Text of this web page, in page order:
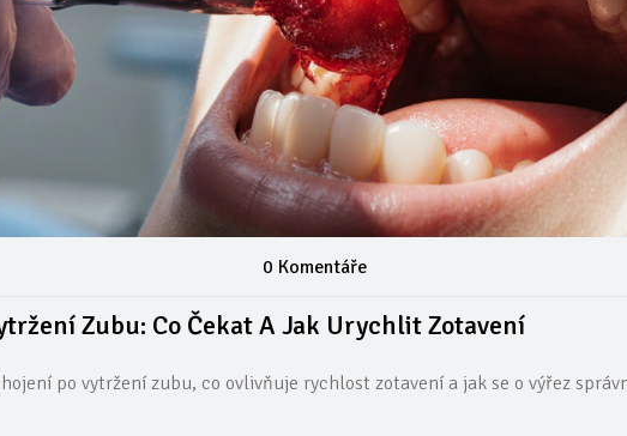
0 Komentáře
Zubu: Co Čekat A Jak Urychlit Zotavení
po vytržení zubu, co ovlivňuje rychlost zotavení a jak se o výřez